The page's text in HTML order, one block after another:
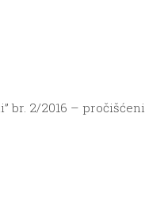
br. 2/2016 – pročišćeni